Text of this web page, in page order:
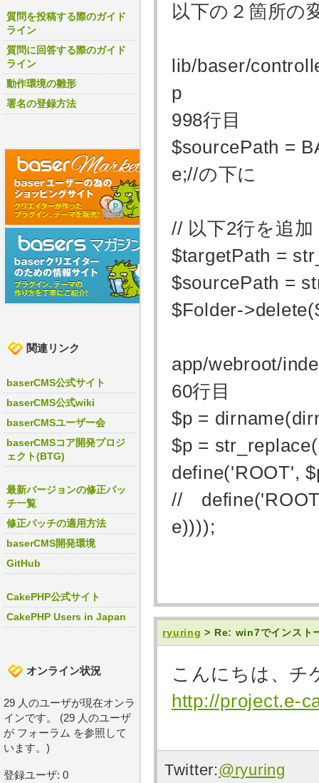
以下の２箇所の
lib/baser/
p
998行目
$sourcePath =
e;//の下に
// 以下2行を追加
$targetPath =
$sourcePath =
$Folder-
app/webroot/
60行目
$p =
$p =
define('ROOT',
//
e))));
ryuring > Re: win7でインスト
こんにちは、チ
http://project.e-
Twitter:@ryuring
質問を投稿する際のガイド
ライン
質問に回答する際のガイド
ライン
動作環境の雛形
署名の登録方法
関連リンク
baserCMS公式サイト
baserCMS公式wiki
baserCMSユーザー会
baserCMSコア開発プロジ
ェクト(BTG)
最新バージョンの修正パッ
チ一覧
修正パッチの適用方法
baserCMS開発環境
GitHub
CakePHP公式サイト
CakePHP Users in Japan
オンライン状況
29 人のユーザが現在オンラ
インです。 (29 人のユーザ
が フォーラム を参照して
います。)
登録ユーザ: 0